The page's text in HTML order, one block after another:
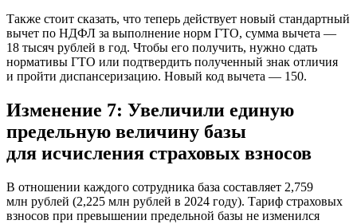
Также стоит сказать, что теперь действует новый стандартный
вычет по НДФЛ за выполнение норм ГТО, сумма вычета —
18 тысяч рублей в год. Чтобы его получить, нужно сдать
нормативы ГТО или подтвердить полученный знак отличия
и пройти диспансеризацию. Новый код вычета — 150.
Изменение 7: Увеличили единую
предельную величину базы
для исчисления страховых взносов
В отношении каждого сотрудника база составляет 2,759
млн рублей (2,225 млн рублей в 2024 году). Тариф страховых
взносов при превышении предельной базы не изменился